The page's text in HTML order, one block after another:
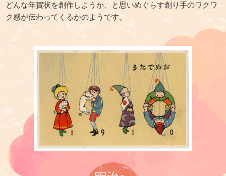
どんな年賀状を創作しようか、と思いめぐらす創り手のワクワ
ク感が伝わってくるかのようです。